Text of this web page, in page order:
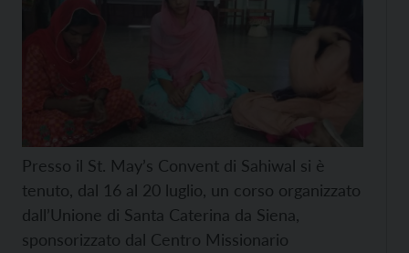
Presso il St. May’s Convent di Sahiwal si è
tenuto, dal 16 al 20 luglio, un corso organizzato
dall’Unione di Santa Caterina da Siena,
sponsorizzato dal Centro Missionario